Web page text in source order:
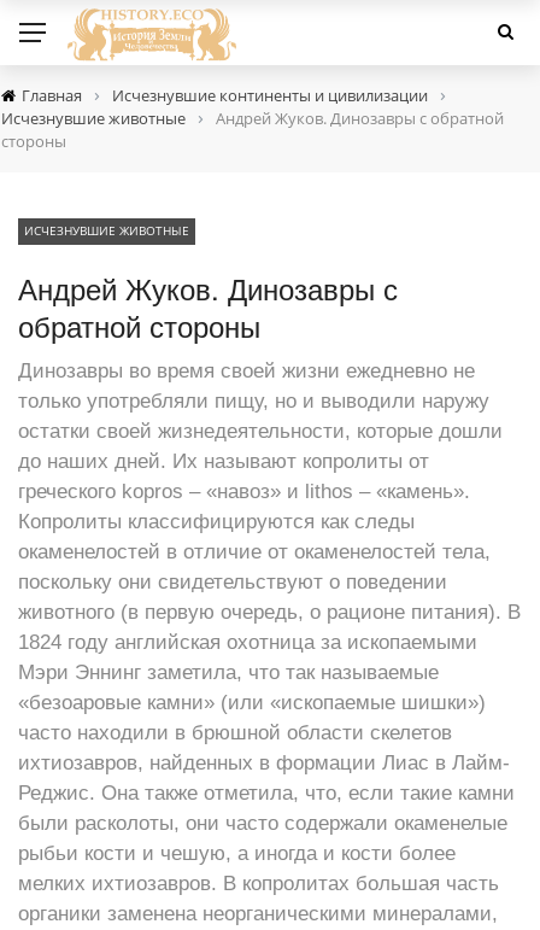
Главная › Исчезнувшие континенты и цивилизации ›
Исчезнувшие животные ›
Андрей Жуков. Динозавры с обратной
стороны
ИСЧЕЗНУВШИЕ ЖИВОТНЫЕ
Андрей Жуков. Динозавры с
обратной стороны
Динозавры во время своей жизни ежедневно не
только употребляли пищу, но и выводили наружу
остатки своей жизнедеятельности, которые дошли
до наших дней. Их называют копролиты от
греческого kopros – «навоз» и lithos – «камень».
Копролиты классифицируются как следы
окаменелостей в отличие от окаменелостей тела,
поскольку они свидетельствуют о поведении
животного (в первую очередь, о рационе питания). В
1824 году английская охотница за ископаемыми
Мэри Эннинг заметила, что так называемые
«безоаровые камни» (или «ископаемые шишки»)
часто находили в брюшной области скелетов
ихтиозавров, найденных в формации Лиас в Лайм-
Реджис. Она также отметила, что, если такие камни
были расколоты, они часто содержали окаменелые
рыбьи кости и чешую, а иногда и кости более
мелких ихтиозавров. В копролитах большая часть
органики заменена неорганическими минералами,